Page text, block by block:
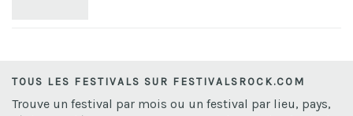
TOUS LES FESTIVALS SUR FESTIVALSROCK.COM
Trouve un festival par mois ou un festival par lieu, pays,